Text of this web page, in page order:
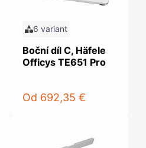
6 variant
Boční díl C, Häfele
Officys TE651 Pro
Od 692,35 €